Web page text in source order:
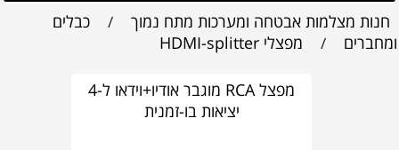
חנות מצלמות אבטחה ומערכות מתח נמוך /
כבלים
ומחברים
/ מפצלי HDMI-splitter
מפצל RCA מוגבר אודיו+וידאו ל-4
יציאות בו-זמנית